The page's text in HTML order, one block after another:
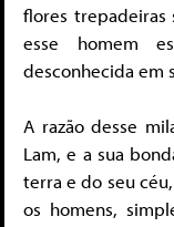
flores trepadeiras
esse homem
desconhecida em
A razão desse
Lam, e a sua
terra e do seu
os homens,